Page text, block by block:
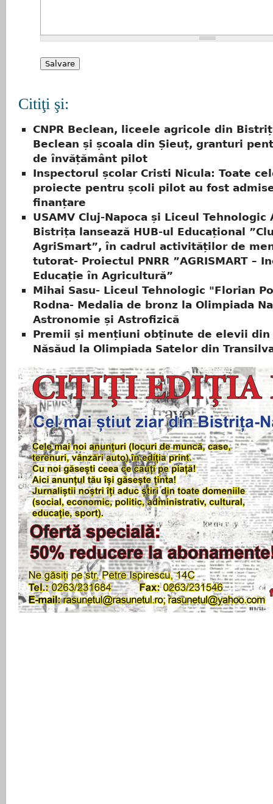
Citiţi şi:
CNPR Beclean, liceele agricole din
Beclean și școala din Șieuț, granturi
de învățământ pilot
Inspectorul școlar Cristi Nicula: Toate
proiecte pentru școli pilot au fost
finanțare
USAMV Cluj-Napoca și Liceul Tehnologic
Bistrița lansează HUB-ul Educațional
AgriSmart”, în cadrul activităților de
tutorat- Proiectul PNRR ”AGRISMART –
Educație în Agricultură”
Mihai Sasu- Liceul Tehnologic "Florian
Rodna- Medalia de bronz la Olimpiada
Astronomie și Astrofizică
Premii și mențiuni obținute de elevii
Năsăud la Olimpiada Satelor din